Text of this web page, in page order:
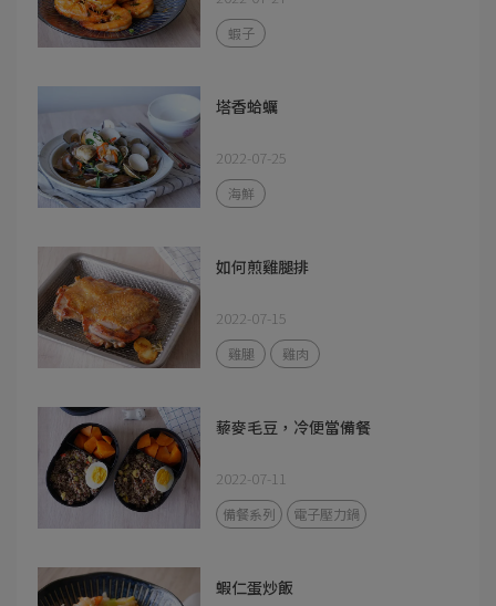
蝦子
塔香蛤蠣
2022-07-25
海鮮
如何煎雞腿排
2022-07-15
雞腿 雞肉
藜麥毛豆，冷便當備餐
2022-07-11
備餐系列 電子壓力鍋
蝦仁蛋炒飯